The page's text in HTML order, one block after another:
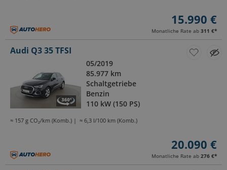
15.990 €
Monatliche Rate ab 311 €*
Audi Q3 35 TFSI
05/2019
85.977 km
Schaltgetriebe
Benzin
110 kW (150 PS)
≈ 157 g CO₂/km (Komb.) ≈ 6,3 l/100 km (Komb.)
20.090 €
Monatliche Rate ab 276 €*